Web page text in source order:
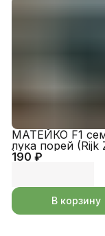
190 ₽
МАТЕЙКО F1
лука порей (Rijk
| Alexagro)
В корзину